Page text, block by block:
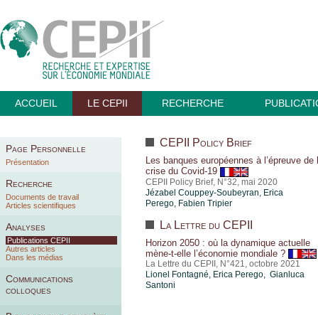
ACCUEIL LE CEPII RECHERCHE
Page Personnelle
Présentation
Recherche
Documents de travail
Articles scientifiques
Analyses
Publications CEPII
Autres articles
Dans les médias
Communications
colloques
CEPII Policy Brief
Les banques européennes à l’épreuve de
crise du Covid-19
CEPII Policy Brief, N°32, mai 2020
Jézabel Couppey-Soubeyran, Erica
Perego Fabien Tripier
La Lettre du CEPII
Horizon 2050 : où la dynamique actuelle
mène-t-elle l’économie mondiale ?
La Lettre du CEPII, N°421, octobre 2021
Lionel Fontagné, Erica Perego, Gianluca
Santoni